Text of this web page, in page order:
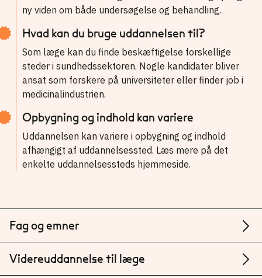
ny viden om både undersøgelse og behandling.
Hvad kan du bruge uddannelsen til?
Som læge kan du finde beskæftigelse forskellige
steder i sundhedssektoren. Nogle kandidater bliver
ansat som forskere på universiteter eller finder job i
medicinalindustrien.
Opbygning og indhold kan variere
Uddannelsen kan variere i opbygning og indhold
afhængigt af uddannelsessted. Læs mere på det
enkelte uddannelsessteds hjemmeside.
Fag og emner
Videreuddannelse til læge